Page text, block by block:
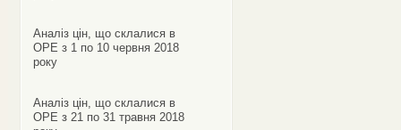
Аналіз цін, що склалися в
ОРЕ з 1 по 10 червня 2018
року
Аналіз цін, що склалися в
ОРЕ з 21 по 31 травня 2018